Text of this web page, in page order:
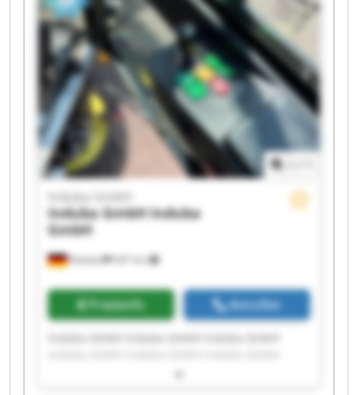
Rottweil 447 km
Induba GmbH
Induba GmbHInduba
GmbH
Preisinfo Anrufen
Induba GmbH Induba GmbH Induba GmbH